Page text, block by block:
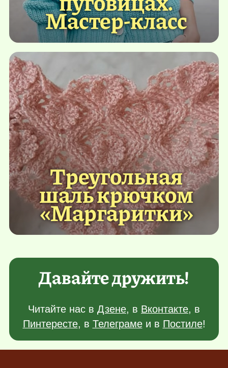
Мастер-класс
Треугольная
шаль крючком
«Маргаритки»
Давайте дружить!
Читайте нас в Дзене, в Вконтакте, в
Пинтересте, в Телеграмеи в Постиле!